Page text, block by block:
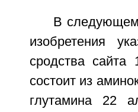
В следующем
изобретения
сродства
состоит из
глутамина 22